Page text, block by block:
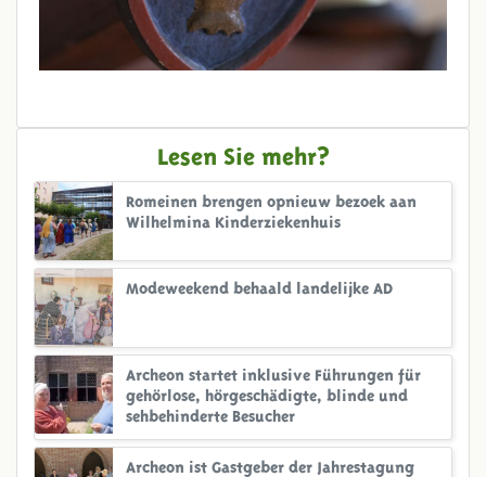
Lesen Sie mehr?
Romeinen brengen opnieuw bezoek aan
Wilhelmina Kinderziekenhuis
Modeweekend behaald landelijke AD
Archeon startet inklusive Führungen für
gehörlose, hörgeschädigte, blinde und
sehbehinderte Besucher
Archeon ist Gastgeber der Jahrestagung